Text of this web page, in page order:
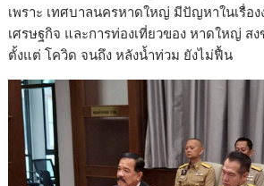
เพราะ เทศบาลนครหาดใหญ่ มีปัญหาในเรื่อง
เศรษฐกิจ และการท่องเที่ยวของ หาดใหญ่ ส
ตั้งแต่ โควิด จนถึง หลังน้ำท่วม ยังไม่ฟื้น